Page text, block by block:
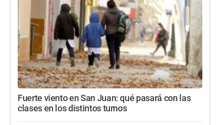
Fuerte viento en San Juan: qué pasará con las
clases en los distintos turnos